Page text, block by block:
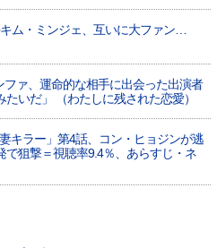
キム・ミンジェ、互いに大ファン…
ファ、運命的な相手に出会った出演者
いだ」 （わたしに残された恋愛）
キラー」第4話、コン・ヒョジンが逃
で狙撃＝視聴率9.4％、あらすじ・ネ